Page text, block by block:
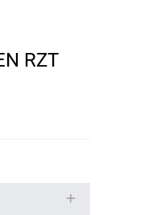
RZT